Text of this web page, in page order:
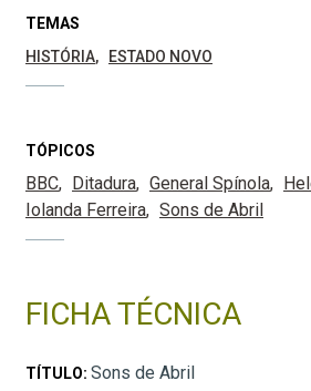
TEMAS
HISTÓRIA
ESTADO NOVO
TÓPICOS
BBC Ditadura General Spínola
Iolanda Ferreira
Sons de Abril
FICHA TÉCNICA
TÍTULO: Sons de Abril